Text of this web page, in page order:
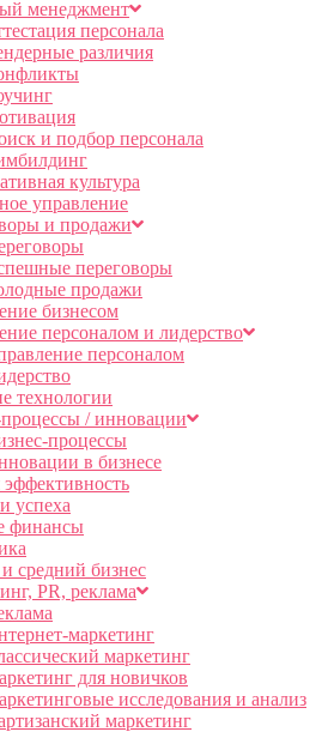
менеджмент
персонала
различия
и подбор персонала
культура
управление
и продажи
переговоры
продажи
бизнесом
персоналом и лидерство
персоналом
технологии
/ инновации
процессы
в бизнесе
успеха
финансы
средний бизнес
PR, реклама
маркетинг
маркетинг
для новичков
исследования и анализ
маркетинг